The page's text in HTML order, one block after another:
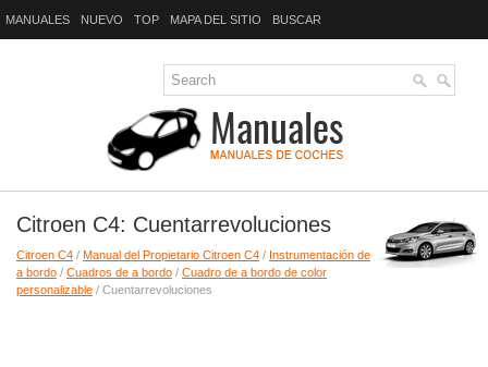
MANUALES NUEVO TOP MAPA DEL SITIO BUSCAR
Citroen C4: Cuentarrevoluciones
Citroen C4 / Manual del Propietario Citroen C4 / Instrumentación de
a bordo / Cuadros de a bordo / Cuadro de a bordo de color
personalizable / Cuentarrevoluciones